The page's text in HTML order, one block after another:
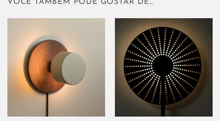
VOCÊ TAMBÉM PODE GOSTAR DE…